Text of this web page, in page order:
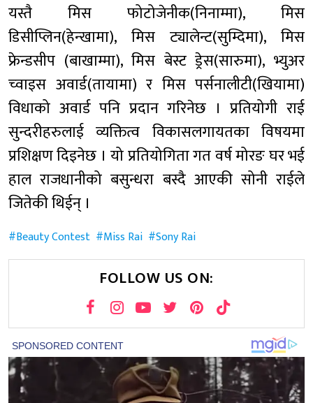
यस्तै मिस फोटोजेनीक(निनाम्मा), मिस
डिसीप्लिन(हेन्खामा), मिस ट्यालेन्ट(सुम्दिमा), मिस
फ्रेन्डसीप (बाखाम्मा), मिस बेस्ट ड्रेस(सारुमा), भ्युअर
च्वाइस अवार्ड(तायामा) र मिस पर्सनालीटी(खियामा)
विधाको अवार्ड पनि प्रदान गरिनेछ । प्रतियोगी राई
सुन्दरीहरुलाई व्यक्तित्व विकासलगायतका विषयमा
प्रशिक्षण दिइनेछ । यो प्रतियोगिता गत वर्ष मोरङ घर भई
हाल राजधानीको बसुन्धरा बस्दै आएकी सोनी राईले
जितेकी थिईन् ।
Beauty Contest Miss Rai Sony Rai
FOLLOW US ON: